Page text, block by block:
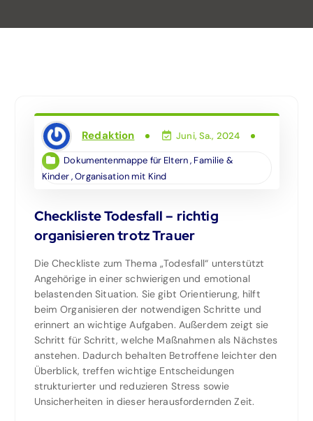
Redaktion Juni, Sa., 2024
Dokumentenmappe für Eltern, Familie &
Kinder,Organisation mit Kind
Checkliste Todesfall – richtig
organisieren trotz Trauer
Die Checkliste zum Thema „Todesfall“ unterstützt
Angehörige in einer schwierigen und emotional
belastenden Situation. Sie gibt Orientierung, hilft
beim Organisieren der notwendigen Schritte und
erinnert an wichtige Aufgaben. Außerdem zeigt sie
Schritt für Schritt, welche Maßnahmen als Nächstes
anstehen. Dadurch behalten Betroffene leichter den
Überblick, treffen wichtige Entscheidungen
strukturierter und reduzieren Stress sowie
Unsicherheiten in dieser herausfordernden Zeit.